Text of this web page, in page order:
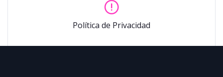
Política de Privacidad